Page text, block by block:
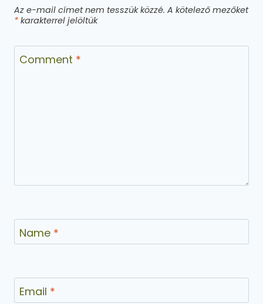
Az e-mail címet nem tesszük közzé. A kötelező mezőket
* karakterrel jelöltük
Comment *
Name *
Email *